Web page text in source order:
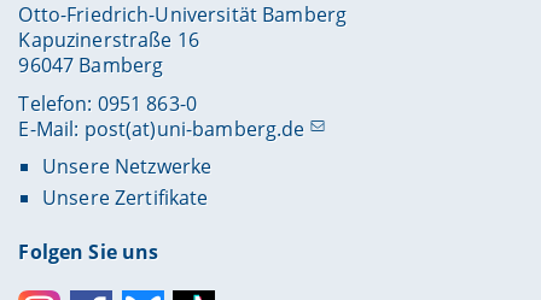
Otto-Friedrich-Universität Bamberg
Kapuzinerstraße 16
96047 Bamberg
Telefon: 0951 863-0
E-Mail: post(at)uni-bamberg.de
Unsere Netzwerke
Unsere Zertifikate
Folgen Sie uns